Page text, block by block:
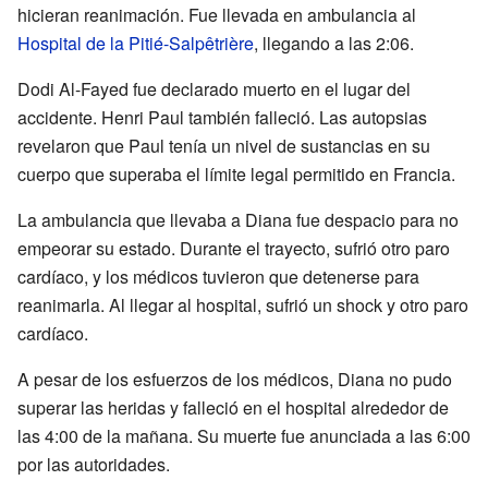
hicieran reanimación. Fue llevada en ambulancia al
Hospital de la Pitié-Salpêtrière, llegando a las 2:06.
Dodi Al-Fayed fue declarado muerto en el lugar del
accidente. Henri Paul también falleció. Las autopsias
revelaron que Paul tenía un nivel de sustancias en su
cuerpo que superaba el límite legal permitido en Francia.
La ambulancia que llevaba a Diana fue despacio para no
empeorar su estado. Durante el trayecto, sufrió otro paro
cardíaco, y los médicos tuvieron que detenerse para
reanimarla. Al llegar al hospital, sufrió un shock y otro paro
cardíaco.
A pesar de los esfuerzos de los médicos, Diana no pudo
superar las heridas y falleció en el hospital alrededor de
las 4:00 de la mañana. Su muerte fue anunciada a las 6:00
por las autoridades.